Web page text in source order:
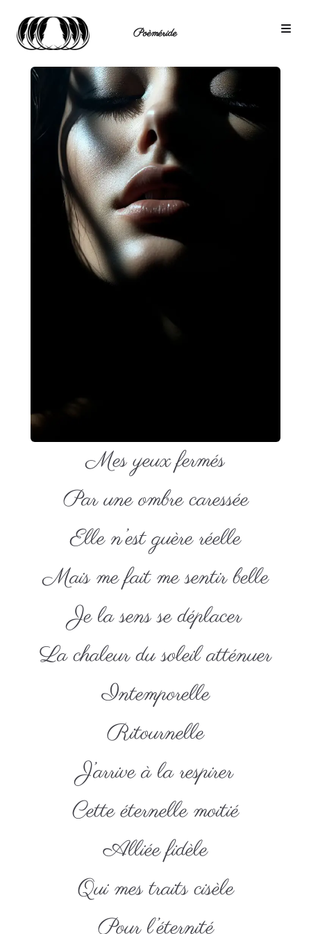
Poèméride
Mes yeux fermés
Par une ombre caressée
Elle n’est guère réelle
Mais me fait me sentir belle
Je la sens se déplacer
La chaleur du soleil atténuer
Intemporelle
Ritournelle
J’arrive à la respirer
Cette éternelle moitié
Alliée fidèle
Qui mes traits cisèle